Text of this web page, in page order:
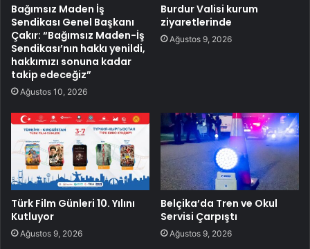
Bağımsız Maden İş
Sendikası Genel Başkanı
Çakır: “Bağımsız Maden-İş
Sendikası’nın hakkı yenildi,
hakkımızı sonuna kadar
takip edeceğiz”
Ağustos 10, 2026
Burdur Valisi kurum
ziyaretlerinde
Ağustos 9, 2026
Türk Film Günleri 10. Yılını
Kutluyor
Ağustos 9, 2026
Belçika’da Tren ve Okul
Servisi Çarpıştı
Ağustos 9, 2026